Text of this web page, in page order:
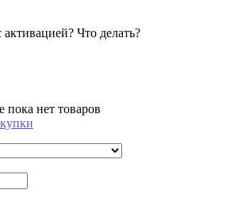
Что делать?
пока нет товаров